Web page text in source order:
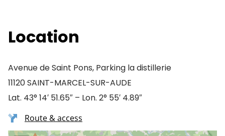
Location
Avenue de Saint Pons, Parking la distillerie
11120 SAINT-MARCEL-SUR-AUDE
Lat. 43° 14′ 51.65″ – Lon. 2° 55′ 4.89″
Route & access